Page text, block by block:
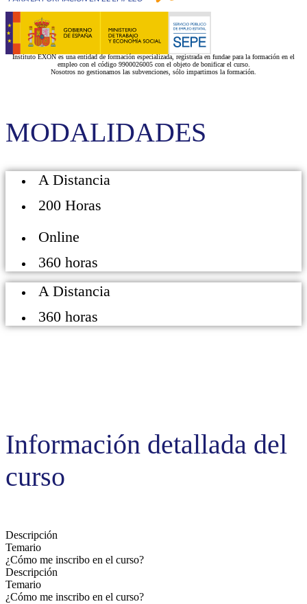
Instituto EXON es una entidad de formación especializada, registrada en fundae para la formación en el
empleo con el código 9900026005 con el objeto de bonificar el curso.
Nosotros no gestionamos las subvenciones, sólo impartimos la formación.
MODALIDADES
A Distancia
200 Horas
Online
360 horas
A Distancia
360 horas
Información detallada del
curso
Descripción
Temario
¿Cómo me inscribo en el curso?
Descripción
Temario
¿Cómo me inscribo en el curso?